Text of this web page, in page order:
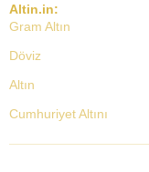
Altin.in:
Gram Altın
Döviz
Altın
Cumhuriyet Altını
Dolar Kuru